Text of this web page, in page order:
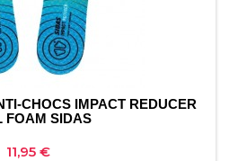
CHOCS IMPACT REDUCER
FOAM SIDAS
Prix
11,95 €